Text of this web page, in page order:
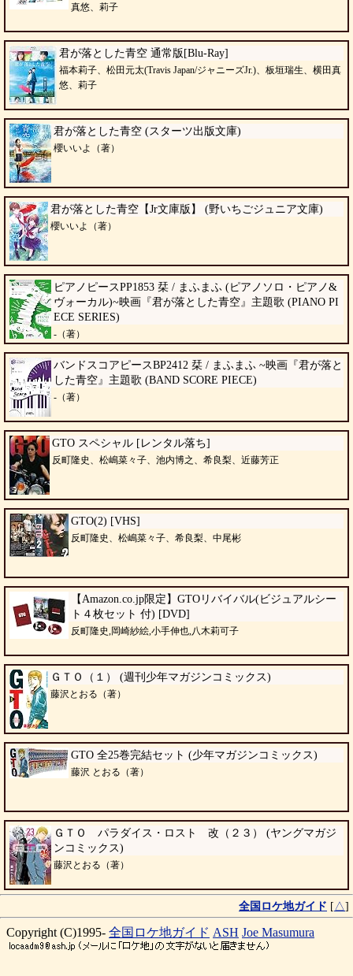
真悠、莉子
君が落とした青空 通常版[Blu-Ray]
福本莉子、松田元太(Travis Japan/ジャニーズJr.)、板垣瑞生、横田真
悠、莉子
君が落とした青空 (スターツ出版文庫)
櫻いいよ（著）
君が落とした青空【Jr文庫版】 (野いちごジュニア文庫)
櫻いいよ（著）
ピアノピースPP1853 栞 / まふまふ (ピアノソロ・ピアノ&
ヴォーカル)~映画『君が落とした青空』主題歌 (PIANO PI
ECE SERIES)
-（著）
バンドスコアピースBP2412 栞 / まふまふ ~映画『君が落と
した青空』主題歌 (BAND SCORE PIECE)
-（著）
GTO スペシャル [レンタル落ち]
反町隆史、松嶋菜々子、池内博之、希良梨、近藤芳正
GTO(2) [VHS]
反町隆史、松嶋菜々子、希良梨、中尾彬
【Amazon.co.jp限定】GTOリバイバル(ビジュアルシー
ト４枚セット 付) [DVD]
反町隆史,岡崎紗絵,小手伸也,八木莉可子
ＧＴＯ（１） (週刊少年マガジンコミックス)
藤沢とおる（著）
GTO 全25巻完結セット (少年マガジンコミックス)
藤沢 とおる（著）
ＧＴＯ パラダイス・ロスト 改（２３） (ヤングマガジ
ンコミックス)
藤沢とおる（著）
全国ロケ地ガイド [ △]
Copyright (C)1995- 全国ロケ地ガイド ASH Joe Masumura